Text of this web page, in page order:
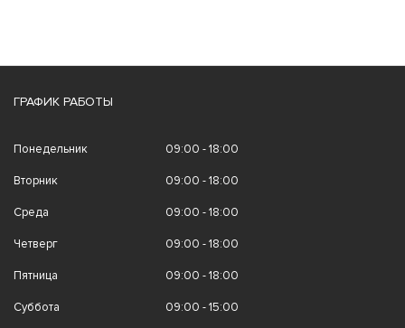
ГРАФИК РАБОТЫ
Понедельник 09:00 - 18:00
Вторник 09:00 - 18:00
Среда 09:00 - 18:00
Четверг 09:00 - 18:00
Пятница 09:00 - 18:00
Суббота 09:00 - 15:00